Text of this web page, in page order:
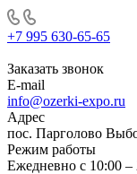
+7 995 630-65-65
Заказать звонок
E-mail
info@ozerki-expo.ru
Адрес
пос. Парголово
Режим работы
Ежедневно с 10:00